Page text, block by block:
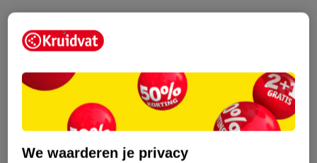
Nature Impact Score
Dit product heeft (nog) geen Nature
Meer informatie
We waarderen je privacy